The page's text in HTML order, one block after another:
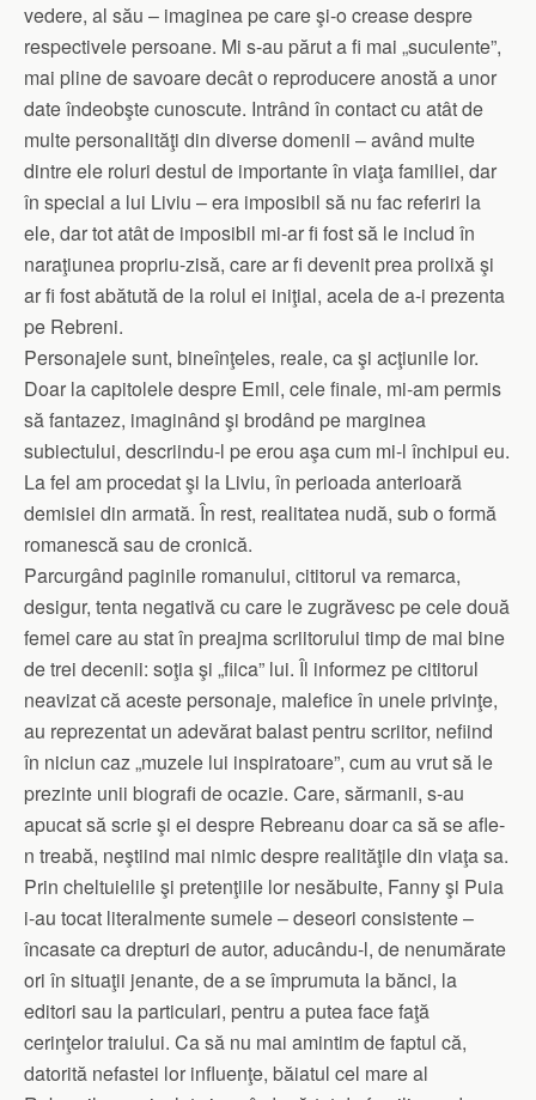
vedere, al său – imaginea pe care şi-o crease despre
respectivele persoane. Mi s-au părut a fi mai „suculente”,
mai pline de savoare decât o reproducere anostă a unor
date îndeobşte cunoscute. Intrând în contact cu atât de
multe personalităţi din diverse domenii – având multe
dintre ele roluri destul de importante în viaţa familiei, dar
în special a lui Liviu – era imposibil să nu fac referiri la
ele, dar tot atât de imposibil mi-ar fi fost să le includ în
naraţiunea propriu-zisă, care ar fi devenit prea prolixă şi
ar fi fost abătută de la rolul ei iniţial, acela de a-i prezenta
pe Rebreni.
Personajele sunt, bineînţeles, reale, ca şi acţiunile lor.
Doar la capitolele despre Emil, cele finale, mi-am permis
să fantazez, imaginând şi brodând pe marginea
subiectului, descriindu-l pe erou aşa cum mi-l închipui eu.
La fel am procedat şi la Liviu, în perioada anterioară
demisiei din armată. În rest, realitatea nudă, sub o formă
romanescă sau de cronică.
Parcurgând paginile romanului, cititorul va remarca,
desigur, tenta negativă cu care le zugrăvesc pe cele două
femei care au stat în preajma scriitorului timp de mai bine
de trei decenii: soţia şi „fiica” lui. Îl informez pe cititorul
neavizat că aceste personaje, malefice în unele privinţe,
au reprezentat un adevărat balast pentru scriitor, nefiind
în niciun caz „muzele lui inspiratoare”, cum au vrut să le
prezinte unii biografi de ocazie. Care, sărmanii, s-au
apucat să scrie şi ei despre Rebreanu doar ca să se afle-
n treabă, neştiind mai nimic despre realităţile din viaţa sa.
Prin cheltuielile şi pretenţiile lor nesăbuite, Fanny şi Puia
i-au tocat literalmente sumele – deseori consistente –
încasate ca drepturi de autor, aducându-l, de nenumărate
ori în situaţii jenante, de a se împrumuta la bănci, la
editori sau la particulari, pentru a putea face faţă
cerinţelor traiului. Ca să nu mai amintim de faptul că,
datorită nefastei lor influenţe, băiatul cel mare al